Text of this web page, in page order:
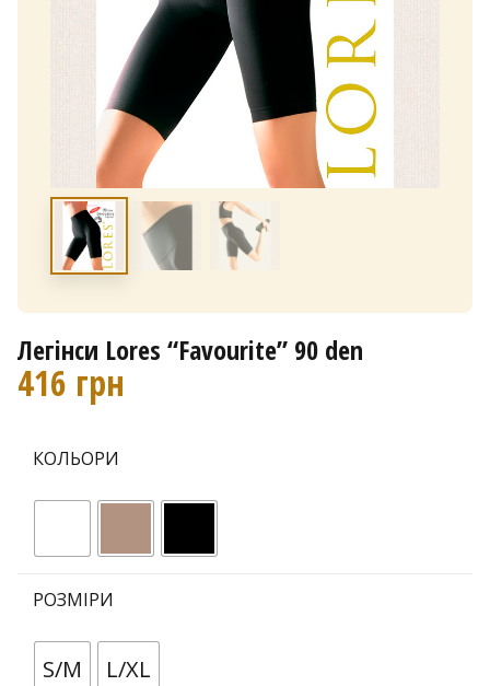
Легінси Lores “Favourite” 90 den
416 грн
КОЛЬОРИ
РОЗМІРИ
S/M L/XL